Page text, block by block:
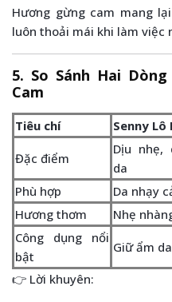
Hương gừng cam mang
luôn thoải mái khi làm việc
5. So Sánh Hai
Cam
Tiêu chí Senny Lô
Đặc điểm
Dịu nhẹ,
da
Phù hợp
Da nhạy
Hương thơm
Nhẹ
Công dụng nổi
bật
Giữ ẩm
👉 Lời khuyên: